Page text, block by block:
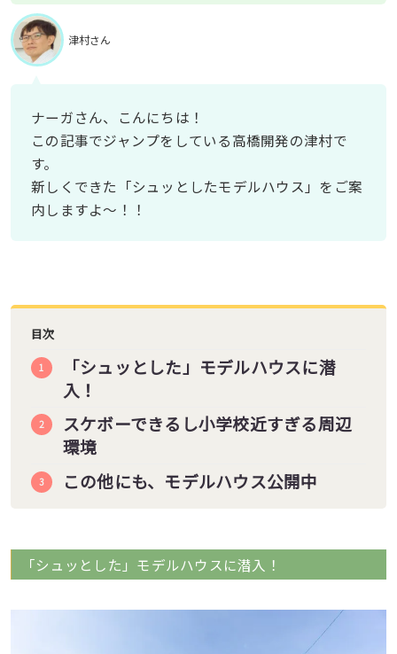
津村さん
ナーガさん、こんにちは！
この記事でジャンプをしている高橋開発の津村で
す。
新しくできた「シュッとしたモデルハウス」をご案
内しますよ〜！！
目次
「シュッとした」モデルハウスに潜
入！
スケボーできるし小学校近すぎる周辺
環境
この他にも、モデルハウス公開中
「シュッとした」モデルハウスに潜入！